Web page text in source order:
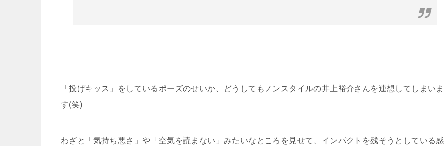
「投げキッス」をしているポーズのせいか、どうしてもノンスタイルの井上裕介さんを連想してしまいま
す(笑)
わざと「気持ち悪さ」や「空気を読まない」みたいなところを見せて、インパクトを残そうとしている感